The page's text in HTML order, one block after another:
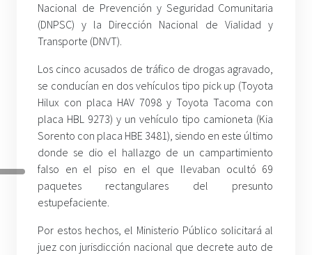
Nacional de Prevención y Seguridad Comunitaria
(DNPSC) y la Dirección Nacional de Vialidad y
Transporte (DNVT).
Los cinco acusados de tráfico de drogas agravado,
se conducían en dos vehículos tipo pick up (Toyota
Hilux con placa HAV 7098 y Toyota Tacoma con
placa HBL 9273) y un vehículo tipo camioneta (Kia
Sorento con placa HBE 3481), siendo en este último
donde se dio el hallazgo de un campartimiento
falso en el piso en el que llevaban ocultó 69
paquetes rectangulares del presunto
estupefaciente.
Por estos hechos, el Ministerio Público solicitará al
juez con jurisdicción nacional que decrete auto de